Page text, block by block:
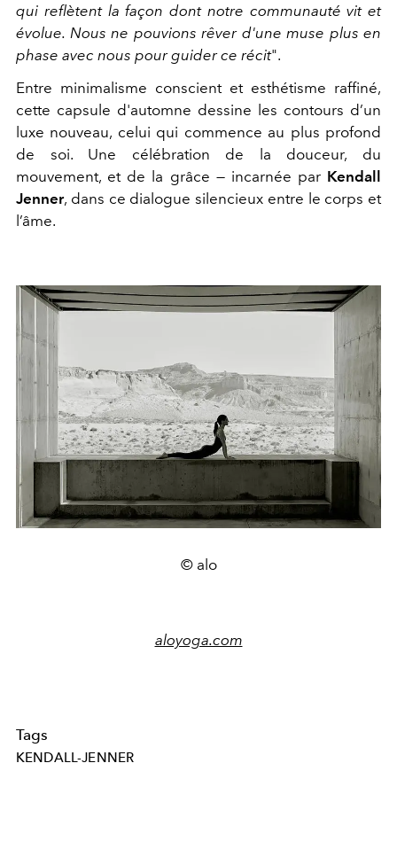
qui reflètent la façon dont notre communauté vit et
évolue. Nous ne pouvions rêver d'une muse plus en
phase avec nous pour guider ce récit".
Entre minimalisme conscient et esthétisme raffiné,
cette capsule d'automne dessine les contours d’un
luxe nouveau, celui qui commence au plus profond
de soi. Une célébration de la douceur, du
mouvement, et de la grâce — incarnée par Kendall
Jenner, dans ce dialogue silencieux entre le corps et
l’âme.
© alo
aloyoga.com
Tags
KENDALL-JENNER